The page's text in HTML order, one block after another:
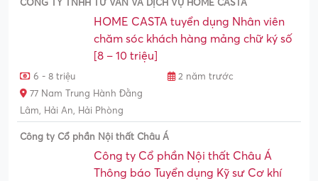
CÔNG TY TNHH TƯ VẤN VÀ DỊCH VỤ HOME CASTA
HOME CASTA tuyển dụng Nhân viên
chăm sóc khách hàng mảng chữ ký số
[8 – 10 triệu]
6 - 8 triệu
2 năm trước
77 Nam Trung Hành Đằng
Lâm, Hải An, Hải Phòng
Công ty Cổ phần Nội thất Châu Á
Công ty Cổ phần Nội thất Châu Á
Thông báo Tuyển dụng Kỹ sư Cơ khí